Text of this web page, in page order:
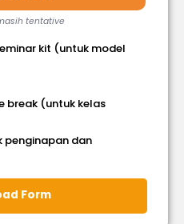
tentative
kit (untuk model
break (untuk kelas
penginapan dan
Form